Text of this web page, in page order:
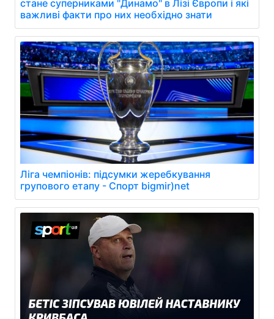
стане суперниками "Динамо" в Лізі Європи і які
важливі факти про них необхідно знати
Ліга чемпіонів: підсумки жеребкування
групового етапу - Спорт bigmir)net